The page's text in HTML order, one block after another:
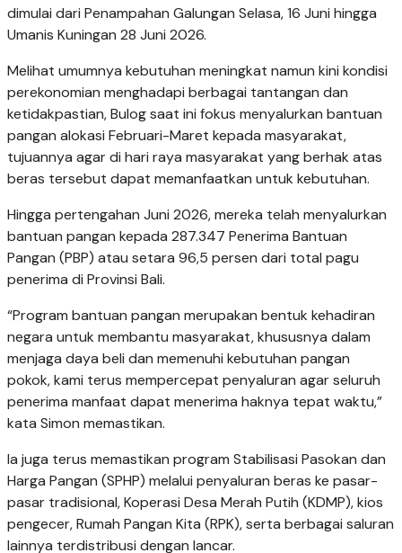
dimulai dari Penampahan Galungan Selasa, 16 Juni hingga
Umanis Kuningan 28 Juni 2026.
Melihat umumnya kebutuhan meningkat namun kini kondisi
perekonomian menghadapi berbagai tantangan dan
ketidakpastian, Bulog saat ini fokus menyalurkan bantuan
pangan alokasi Februari-Maret kepada masyarakat,
tujuannya agar di hari raya masyarakat yang berhak atas
beras tersebut dapat memanfaatkan untuk kebutuhan.
Hingga pertengahan Juni 2026, mereka telah menyalurkan
bantuan pangan kepada 287.347 Penerima Bantuan
Pangan (PBP) atau setara 96,5 persen dari total pagu
penerima di Provinsi Bali.
“Program bantuan pangan merupakan bentuk kehadiran
negara untuk membantu masyarakat, khususnya dalam
menjaga daya beli dan memenuhi kebutuhan pangan
pokok, kami terus mempercepat penyaluran agar seluruh
penerima manfaat dapat menerima haknya tepat waktu,”
kata Simon memastikan.
Ia juga terus memastikan program Stabilisasi Pasokan dan
Harga Pangan (SPHP) melalui penyaluran beras ke pasar-
pasar tradisional, Koperasi Desa Merah Putih (KDMP), kios
pengecer, Rumah Pangan Kita (RPK), serta berbagai saluran
lainnya terdistribusi dengan lancar.